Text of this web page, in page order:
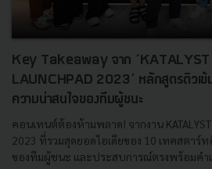
Key Takeaway จาก ‘KATALYST
LAUNCHPAD 2023’ หลักสูตรติวเข้
ความน่าสนใจของทีมผู้ชนะ
คอนเทนต์ต้องห้ามพลาด! จากงาน KATALYST
2023 ที่รวมสุดยอดไอเดียของ 10 เทคสตาร์
ของทีมผู้ชนะ และประสบการณ์ตรงพร้อมคำ